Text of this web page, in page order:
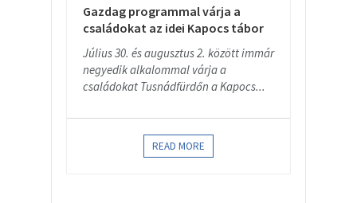
Gazdag programmal várja a
családokat az idei Kapocs tábor
Július 30. és augusztus 2. között immár
negyedik alkalommal várja a
családokat Tusnádfürdőn a Kapocs...
READ MORE